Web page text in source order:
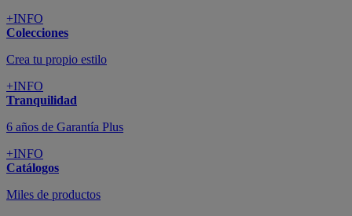
+INFO
Colecciones
Crea tu propio estilo
+INFO
Tranquilidad
6 años de Garantía Plus
+INFO
Catálogos
Miles de productos